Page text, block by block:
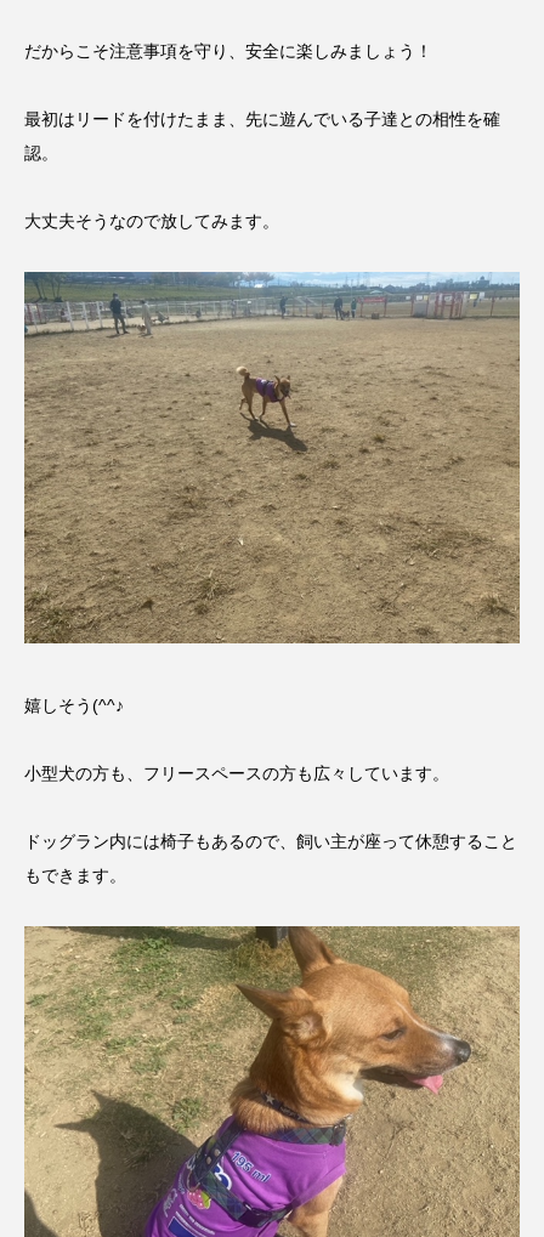
だからこそ注意事項を守り、安全に楽しみましょう！
最初はリードを付けたまま、先に遊んでいる子達との相性を確
認。
大丈夫そうなので放してみます。
嬉しそう(^^♪
小型犬の方も、フリースペースの方も広々しています。
ドッグラン内には椅子もあるので、飼い主が座って休憩すること
もできます。